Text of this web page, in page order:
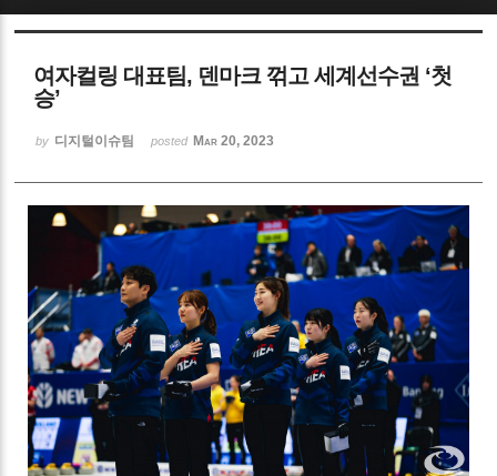
여자컬링 대표팀, 덴마크 꺾고 세계선수권 ‘첫
승’
by 디지털이슈팀 posted Mar 20, 2023
Sketchbook5, 스케치북5
Sketchbook5, 스케치북5